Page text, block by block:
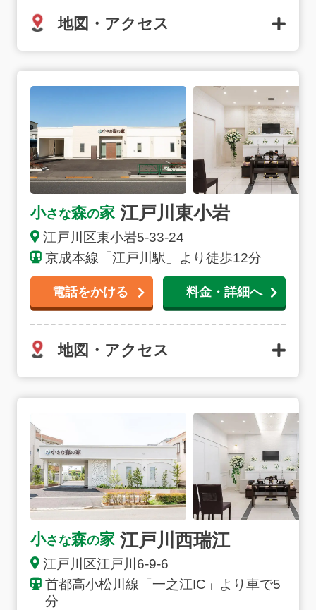
地図・アクセス
小さな森の家 江戸川東小岩
江戸川区東小岩5-33-24
京成本線「江戸川駅」より徒歩12分
電話をかける 料金・詳細へ
地図・アクセス
小さな森の家 江戸川西瑞江
江戸川区江戸川6-9-6
首都高小松川線「一之江IC」より車で5
分
お得な会員価格!